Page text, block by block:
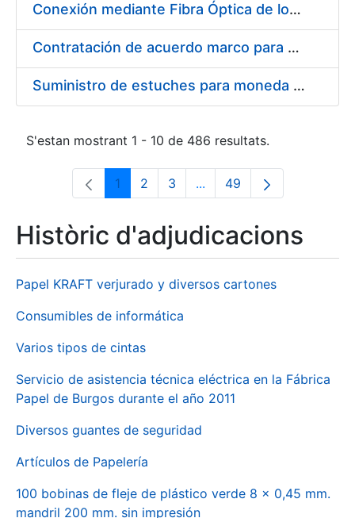
Conexión mediante Fibra Óptica de los Centros de Proceso de Datos (CPDs) de las sedes de la FNMT-RCM de Burgos y Madrid
Contratación de acuerdo marco para el Suministro de Material de Electricidad para la Fábrica Nacional de Moneda y Timbre-Real Casa de la Moneda en su centro de trabajo de Burgos
Suministro de estuches para moneda de 30 €
S'estan mostrant 1 - 10 de 486 resultats.
Pàgina
1 Pàgina
2 Pàgina
3 ...Pàgines intermèdies
Pàgina
49
Històric d'adjudicacions
Papel KRAFT verjurado y diversos cartones
Consumibles de informática
Varios tipos de cintas
Servicio de asistencia técnica eléctrica en la Fábrica
Papel de Burgos durante el año 2011
Diversos guantes de seguridad
Artículos de Papelería
100 bobinas de fleje de plástico verde 8 x 0,45 mm.
mandril 200 mm. sin impresión